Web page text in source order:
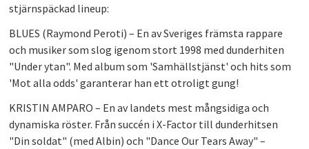
PÅ GÅNG
stjärnspäckad lineup:
BLUES (Raymond Peroti) – En av Sveriges främsta rappare
och musiker som slog igenom stort 1998 med dunderhiten
"Under ytan". Med album som 'Samhällstjänst' och hits som
'Mot alla odds' garanterar han ett otroligt gung!
KRISTIN AMPARO – En av landets mest mångsidiga och
dynamiska röster. Från succén i X-Factor till dunderhitsen
"Din soldat" (med Albin) och "Dance Our Tears Away" –